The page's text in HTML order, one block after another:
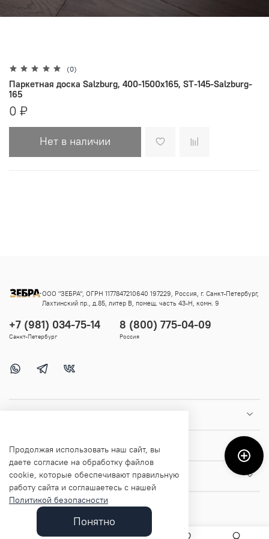
(0)
Паркетная доска Salzburg, 400-1500х165, ST-145-Salzburg-
165
0 ₽
Нет в наличии
Помощь и информация
О магазине
+7 (981) 034-75-14
Санкт-Петербург
8 (800) 775-04-09
Россия
ООО "ЗЕБРА", ОГРН 1177847210640 197229, Россия, г. Санкт-Петербург,
Лахтинский пр., д.85, литер В, помещ. часть 43-Н, комн. 9
Продолжая использовать наш сайт, вы
даете согласие на обработку файлов
cookie, которые обеспечивают правильную
работу сайта и соглашаетесь с нашей
Политикой безопасности
Понятно